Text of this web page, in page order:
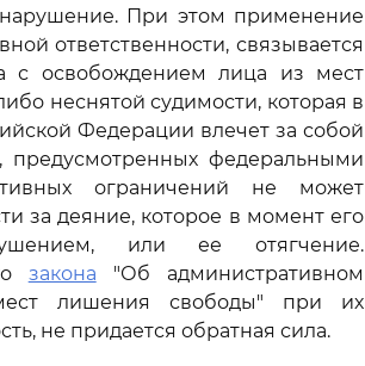
При этом применение
ответственности, связывается
с освобождением лица из мест
неснятой судимости, которая в
Федерации влечет за собой
предусмотренных федеральными
ограничений не может
за деяние, которое в момент его
или ее отягчение.
закона "Об административном
лишения свободы" при их
не придается обратная сила.